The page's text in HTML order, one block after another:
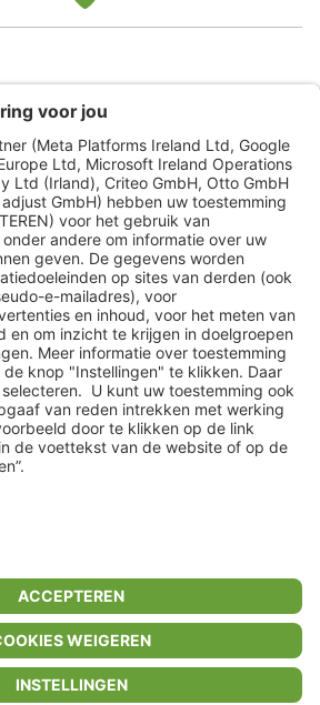
limango.pl
inclusief belasting en exclusief verzendkosten
minimale bestelwaarde van €15.